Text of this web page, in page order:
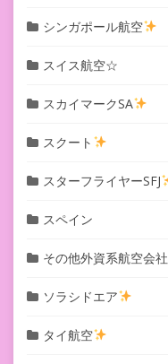
シンガポール航空
スイス航空☆
スカイマークSA
スクート
スターフライヤーSFJ
スペイン
その他外資系航空会社
ソラシドエア
タイ航空